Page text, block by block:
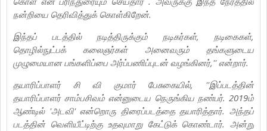
நன்றியை தெரிவித்துக் கொள்கிறேன்.
இந்தப் படத்தில் நடித்திருக்கும் நடிகர்கள், நடிகைகள்,
தொழில்நுட்பக் கலைஞர்கள் அனைவரும் தங்களுடைய
முழுமையான பங்களிப்பை அர்ப்பணிப்புடன் வழங்கினர்,'' என்றார்.
தயாரிப்பாளர் சி வி குமார் பேசுகையில், ''இப்படத்தின்
தயாரிப்பாளர் சாம்பசிவம் என்னுடைய நெருங்கிய நண்பர். 2019ம்
ஆண்டில் 'அடவி' என்றொரு திரைப்படத்தை தயாரித்தார். அந்தப்
படத்தின் வெளியீட்டிற்கு உதவுமாறு கேட்டுக் கொண்டார். அன்று